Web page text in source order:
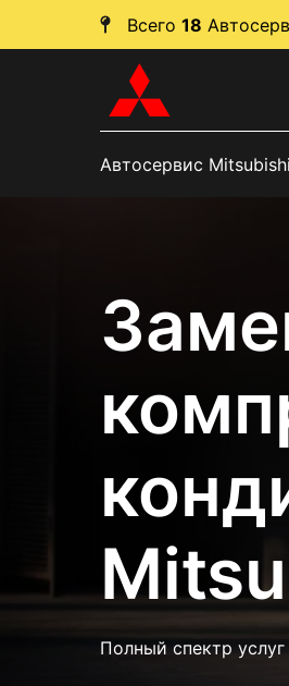
Всего 18
Автосервис Mitsubishi
Полный спектр